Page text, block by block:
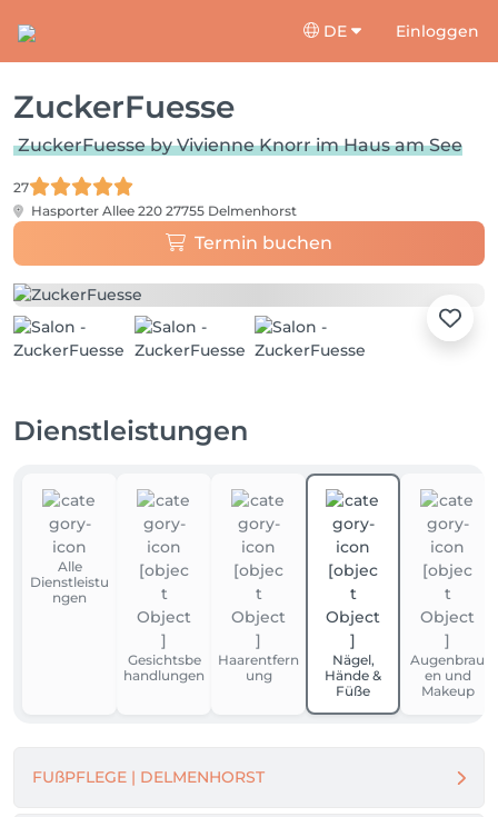
DE Einloggen
ZuckerFuesse
ZuckerFuesse by Vivienne Knorr im Haus am See
27
Hasporter Allee 220 27755 Delmenhorst
Termin buchen
Dienstleistungen
Alle
Dienstleistu
ngen
Gesichtsbe
handlungen
Haarentfern
ung
Nägel,
Hände &
Füße
Augenbrau
en und
Makeup
FUßPFLEGE | DELMENHORST